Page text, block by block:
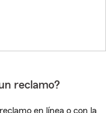
reclamo?
en línea o con la